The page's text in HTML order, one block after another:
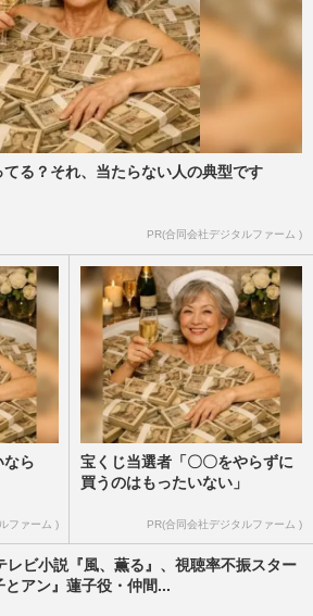
てる？それ、当たらない人の典型です
PR(合同会社デジタルファーム )
なら
ファーム )
宝くじ当選者「〇〇をやらずに
買うのはもったいない」
PR(合同会社デジタルファーム )
レビ小説『風、薫る』、視聴率不振スター
とアン』蓮子役・仲間...